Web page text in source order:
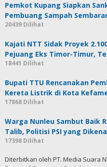
Pemkot Kupang Siapkan
Pembuang Sampah
20439 Dilihat
Kajati NTT Sidak Proyek
Pejuang Eks Timor-Timur,
18441 Dilihat
Bupati TTU Rencanakan
Kereta Listrik di Kota
17868 Dilihat
Warga Nunleu Sambut Baik
Talib, Politisi PSI yang
17398 Dilihat
Diterbitkan oleh PT. Media Suara